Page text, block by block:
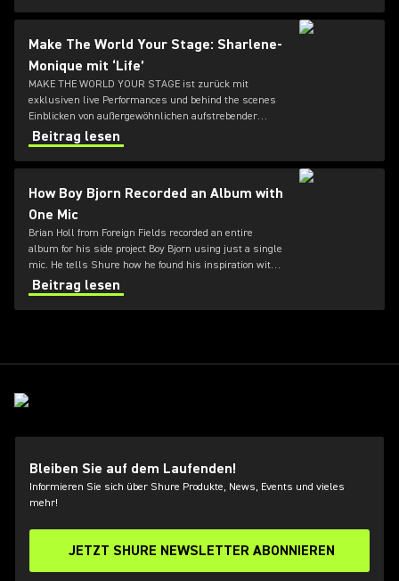
Make The World Your Stage: Sharlene-
Monique mit ‘Life’
MAKE THE WORLD YOUR STAGE ist zurück mit
exklusiven live Performances und behind the scenes
Einblicken von außergewöhnlichen aufstrebender
Künstler. SHARLENE-MONIQUE wird von Musiker, und
Ehemann, Chris unterstützt, um eine neue Version
ihres Songs "Life" in den bunten Subfrantic Studios, in
Beitrag lesen
How Boy Bjorn Recorded an Album with
One Mic
Brian Holl from Foreign Fields recorded an entire
album for his side project Boy Bjorn using just a single
mic. He tells Shure how he found his inspiration with
the Beta 87A.
Beitrag lesen
Bleiben Sie auf dem Laufenden!
Informieren Sie sich über Shure Produkte, News, Events und vieles
mehr!
JETZT SHURE NEWSLETTER ABONNIEREN